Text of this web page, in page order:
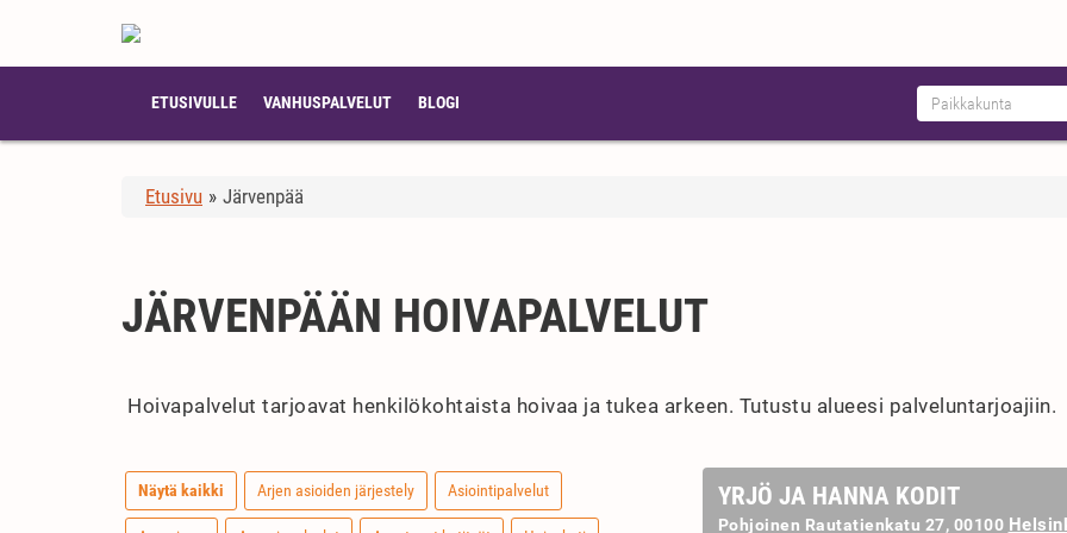
ETUSIVULLE VANHUSPALVELUT BLOGI
Etusivu » Järvenpää
JÄRVENPÄÄN HOIVAPALVELUT
Hoivapalvelut tarjoavat henkilökohtaista hoivaa ja tukea arkeen. Tutustu alueesi palveluntarjoajiin.
Näytä kaikki Arjen asioiden järjestely Asiointipalvelut YRJÖ JA HANNA KODIT
Pohjoinen Rautatienkatu 27, 00100